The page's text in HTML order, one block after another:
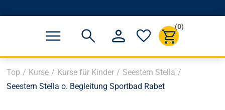
(0)
Top / Kurse / Kurse für Kinder / Seestern Stella /
Seestern Stella o. Begleitung Sportbad Rabet